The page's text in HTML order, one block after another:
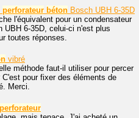
perforateur béton Bosch UBH 6-35D
l'équivalent pour un condensateur
UBH 6-35D, celui-ci n'est plus
toutes réponses.
vibré
méthode faut-il utiliser pour percer
C'est pour fixer des éléments de
Merci.
perforateur